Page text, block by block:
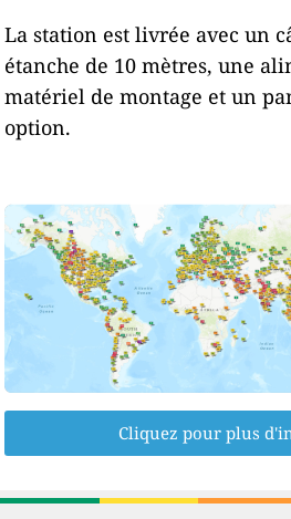
La station est livrée avec un
étanche de 10 mètres, une
matériel de montage et un
option.
Cliquez pour plus